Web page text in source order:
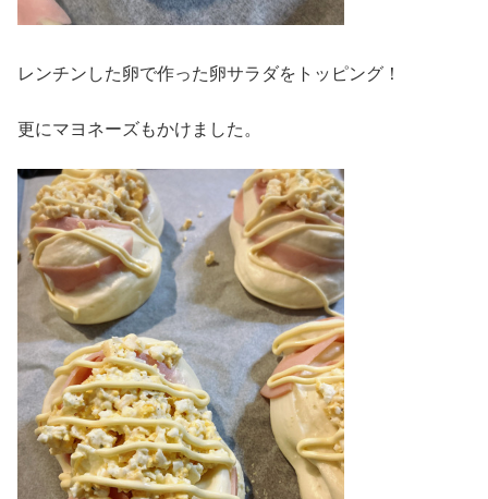
レンチンした卵で作った卵サラダをトッピング！
更にマヨネーズもかけました。